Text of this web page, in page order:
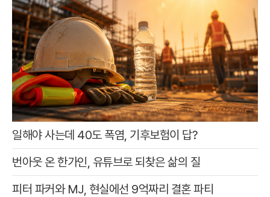
일해야 사는데 40도 폭염, 기후보험이 답?
번아웃 온 한가인, 유튜브로 되찾은 삶의 질
피터 파커와 MJ, 현실에선 9억짜리 결혼 파티